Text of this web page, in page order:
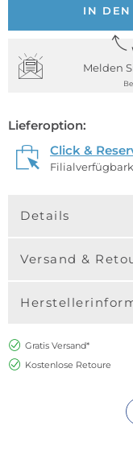
IN DEN
Melden
Lieferoption:
Click &
Details
Versand &
Gratis Versand*
Kostenlose Retoure